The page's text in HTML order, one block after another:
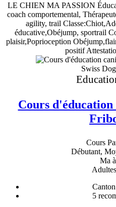
LE CHIEN MA PASSION
coach comportemental,
agility, trail
éducative,Obéjump, sportrail
plaisir,Poprioception
positif
Swiss
Cours
Cours
Débutant,
Ma
5